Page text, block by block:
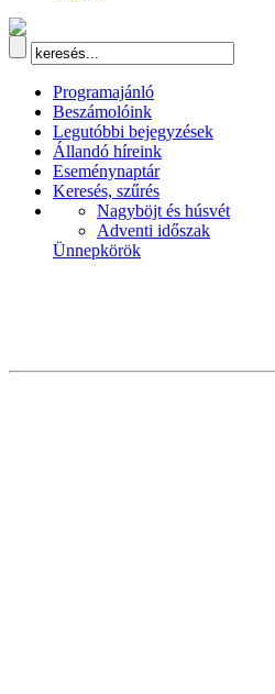
Programajánló
Beszámolóink
Legutóbbi bejegyzések
Állandó híreink
Eseménynaptár
Keresés, szűrés
Nagyböjt és húsvét
Adventi időszak
Ünnepkörök